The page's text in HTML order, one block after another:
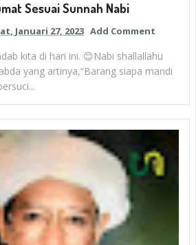
Sesuai Sunnah Nabi
Januari 27, 2023 Add Comment
kita di hari ini. 😊Nabi shallallahu
yang artinya,“Barang siapa mandi